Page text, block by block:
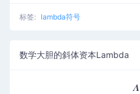
标签: lambda符号
数学大胆的斜体资本Lambda
𝜦